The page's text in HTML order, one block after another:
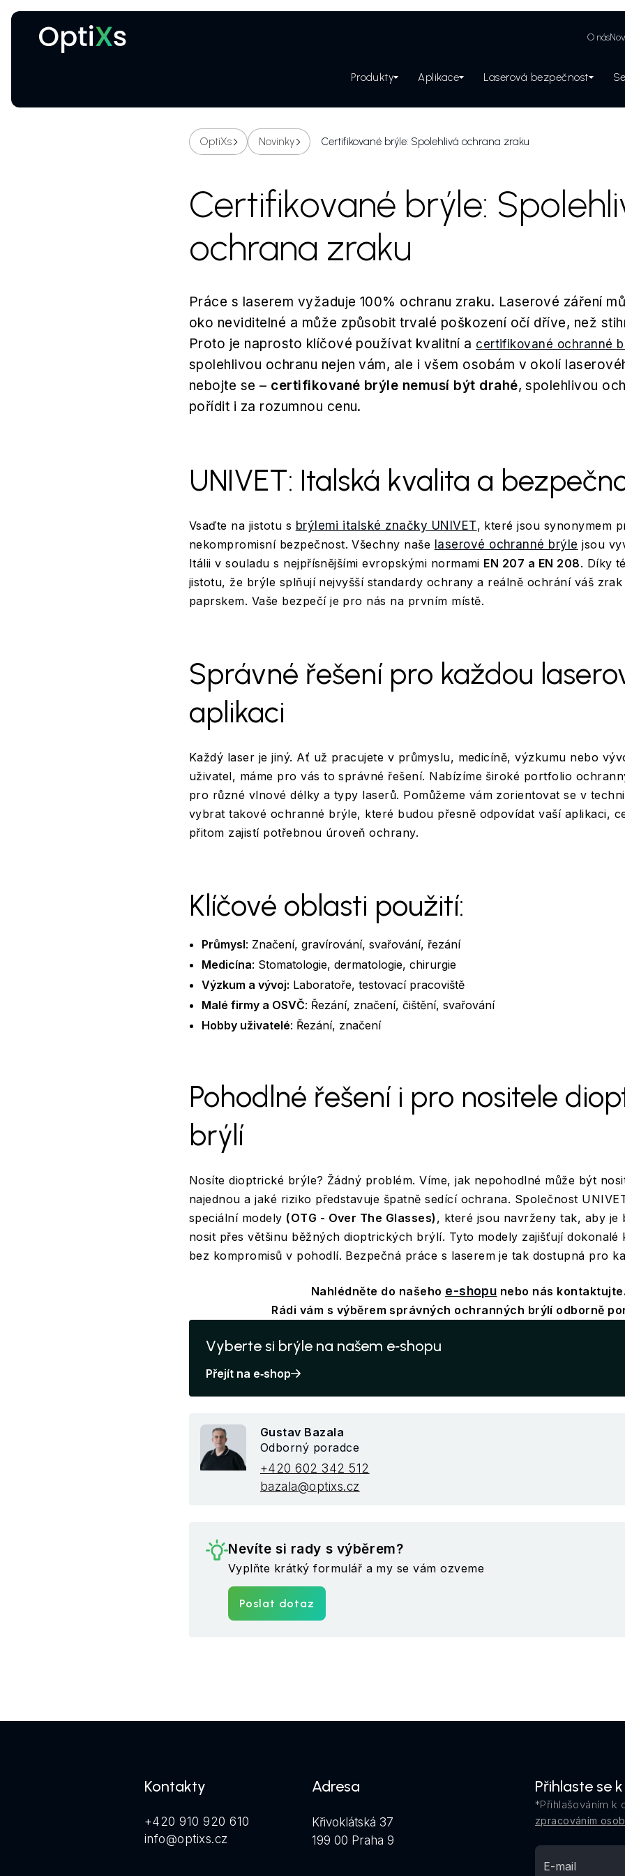
O nás
Produkty Aplikace Laserová bezpečnost
OptiXs Novinky Certifikované brýle: Spolehlivá ochrana zraku
Certifikované brýle:
ochrana zraku
Práce s laserem vyžaduje 100% ochranu zraku. Laserové záření
oko neviditelné a může způsobit trvalé poškození očí dříve, než
Proto je naprosto klíčové používat kvalitní a certifikované ochranné
spolehlivou ochranu nejen vám, ale i všem osobám v okolí
nebojte se – certifikované brýle nemusí být drahé, spolehlivou
pořídit i za rozumnou cenu.
UNIVET: Italská kvalita a
Vsaďte na jistotu s brýlemi italské značky UNIVET, které jsou synonymem
nekompromisní bezpečnost. Všechny naše laserové ochranné brýle jsou
Itálii v souladu s nejpřísnějšími evropskými normami EN 207 a EN 208. Díky
jistotu, že brýle splňují nejvyšší standardy ochrany a reálně ochrání váš
paprskem. Vaše bezpečí je pro nás na prvním místě.
Správné řešení pro každou
aplikaci
Každý laser je jiný. Ať už pracujete v průmyslu, medicíně, výzkumu nebo
uživatel, máme pro vás to správné řešení. Nabízíme široké portfolio
pro různé vlnové délky a typy laserů. Pomůžeme vám zorientovat se v
vybrat takové ochranné brýle, které budou přesně odpovídat vaší aplikaci,
přitom zajistí potřebnou úroveň ochrany.
Klíčové oblasti použití:
Průmysl: Značení, gravírování, svařování, řezání
Medicína: Stomatologie, dermatologie, chirurgie
Výzkum a vývoj: Laboratoře, testovací pracoviště
Malé firmy a OSVČ: Řezání, značení, čištění, svařování
Hobby uživatelé: Řezání, značení
Pohodlné řešení i pro nositele
brýlí
Nosíte dioptrické brýle? Žádný problém. Víme, jak nepohodlné může být
najednou a jaké riziko představuje špatně sedící ochrana. Společnost
speciální modely (OTG - Over The Glasses) , které jsou navrženy tak, aby je
nosit přes většinu běžných dioptrických brýlí. Tyto modely zajišťují
bez kompromisů v pohodlí. Bezpečná práce s laserem je tak dostupná pro
Nahlédněte do našeho e-shopu nebo nás kontaktujte.
Rádi vám s výběrem správných ochranných brýlí odborně
Vyberte si brýle na našem e‑shopu
Přejít na e‑shop
Gustav Bazala
Odborný poradce
+420 602 342 512
bazala@optixs.cz
Nevíte si rady s výběrem?
Vyplňte krátký formulář a my se vám ozveme
Poslat dotaz
Kontakty
+420 910 920 610
info@optixs.cz
Adresa
Křivoklátská 37
199 00 Praha 9
Přihlaste se
*Přihlašováním k
zpracováním